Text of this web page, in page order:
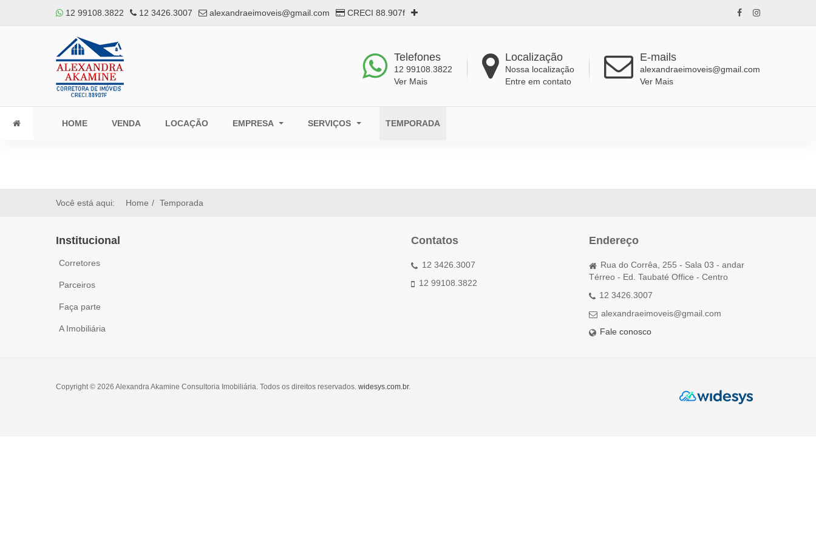
12 99108.3822 12 3426.3007 alexandraeimoveis@gmail.com CRECI 88.907f
Telefones
12 99108.3822
Ver Mais
Localização
Nossa localização
Entre em contato
E-mails
alexandraeimoveis@gmail.com
Ver Mais
HOME VENDA LOCAÇÃO EMPRESA SERVIÇOS TEMPORADA
Você está aqui: Home Temporada
Institucional
Corretores
Parceiros
Faça parte
A Imobiliária
Contatos
12 3426.3007
12 99108.3822
Endereço
Rua do Corrêa, 255 - Sala 03 - andar
Térreo - Ed. Taubaté Office - Centro
12 3426.3007
alexandraeimoveis@gmail.com
Fale conosco
Copyright © 2026 Alexandra Akamine Consultoria Imobiliária. Todos os direitos reservados. widesys.com.br.